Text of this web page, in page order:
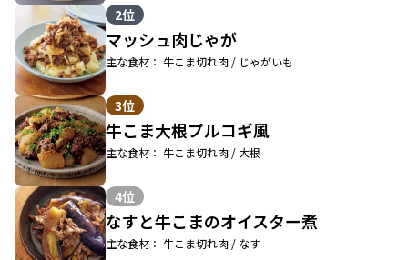
2位
マッシュ肉じゃが
主な食材： 牛こま切れ肉 / じゃがいも
3位
牛こま大根プルコギ風
主な食材： 牛こま切れ肉 / 大根
4位
なすと牛こまのオイスター煮
主な食材： 牛こま切れ肉 / なす